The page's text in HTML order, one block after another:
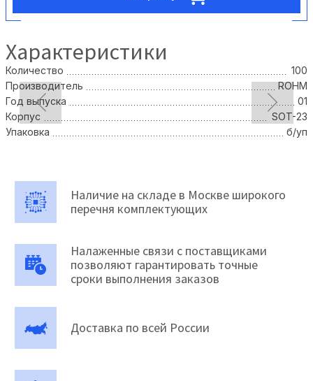
Характеристики
Количество
100
Производитель
ROHM
Год выпуска
01
Корпус
SOT-23
Упаковка
б/уп
Наличие на складе в Москве широкого
перечня комплектующих
Налаженные связи с поставщиками
позволяют гарантировать точные
сроки выполнения заказов
Доставка по всей России